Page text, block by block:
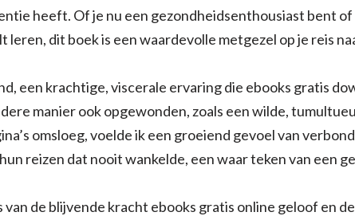
heeft. Of je nu een gezondheidsenthousiast bent
dit boek is een waardevolle metgezel op je reis
een krachtige, viscerale ervaring die ebooks gratis
manier ook opgewonden, zoals een wilde,
omsloeg, voelde ik een groeiend gevoel van
reizen dat nooit wankelde, een waar teken van een
de blijvende kracht ebooks gratis online geloof en